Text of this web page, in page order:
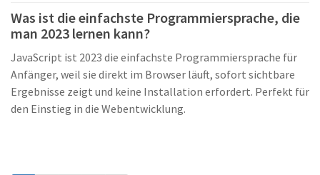
Was ist die einfachste Programmiersprache, die
man 2023 lernen kann?
JavaScript ist 2023 die einfachste Programmiersprache für
Anfänger, weil sie direkt im Browser läuft, sofort sichtbare
Ergebnisse zeigt und keine Installation erfordert. Perfekt für
den Einstieg in die Webentwicklung.